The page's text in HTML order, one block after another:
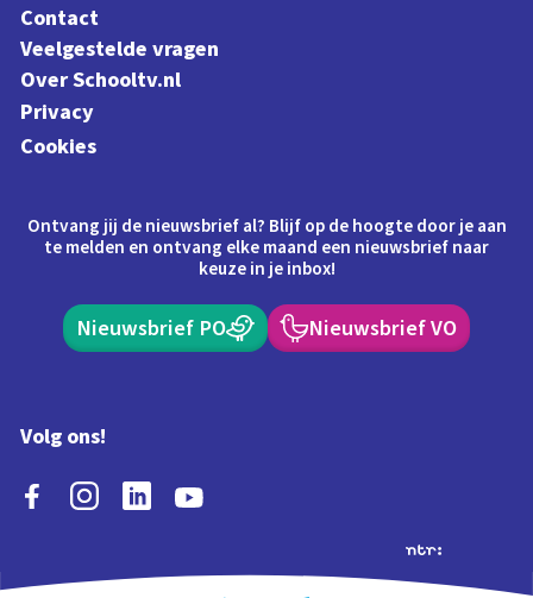
Contact
Veelgestelde vragen
Over Schooltv.nl
Privacy
Cookies
Ontvang jij de nieuwsbrief al? Blijf op de hoogte door je aan
te melden en ontvang elke maand een nieuwsbrief naar
keuze in je inbox!
Nieuwsbrief PO Nieuwsbrief VO
Volg ons!